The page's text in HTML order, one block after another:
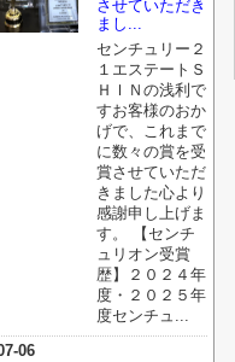
させていただき
まし...
センチュリー２
１エステートＳ
ＨＩＮの浅利で
すお客様のおか
げで、これまで
に数々の賞を受
賞させていただ
きました心より
感謝申し上げま
す。 【センチ
ュリオン受賞
歴】２０２４年
度・２０２５年
度センチュ...
06